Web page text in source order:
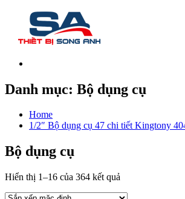
Danh mục: Bộ dụng cụ
Home
1/2″ Bộ dụng cụ 47 chi tiết Kingtony
Bộ dụng cụ
Hiển thị 1–16 của 364 kết quả